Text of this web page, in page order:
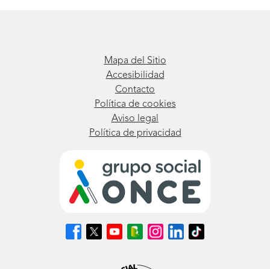
Mapa del Sitio
Accesibilidad
Contacto
Política de cookies
Aviso legal
Política de privacidad
Síguenos
en
Síguenos
en
Síguenos
en
Síguenos
en
Blog
Síguenos
en
Síguenos
en
Síguenos
en